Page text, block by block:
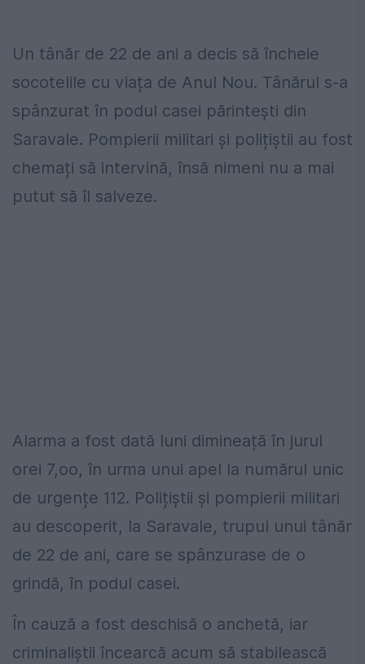
Un tânăr de 22 de ani a decis să încheie
socotelile cu viața de Anul Nou. Tânărul s-a
spânzurat în podul casei părintești din
Saravale. Pompierii militari și polițiștii au fost
chemați să intervină, însă nimeni nu a mai
putut să îl salveze.
Alarma a fost dată luni dimineață în jurul
orei 7,oo, în urma unui apel la numărul unic
de urgențe 112. Polițiștii și pompierii militari
au descoperit, la Saravale, trupul unui tânăr
de 22 de ani, care se spânzurase de o
grindă, în podul casei.
În cauză a fost deschisă o anchetă, iar
criminaliștii încearcă acum să stabilească